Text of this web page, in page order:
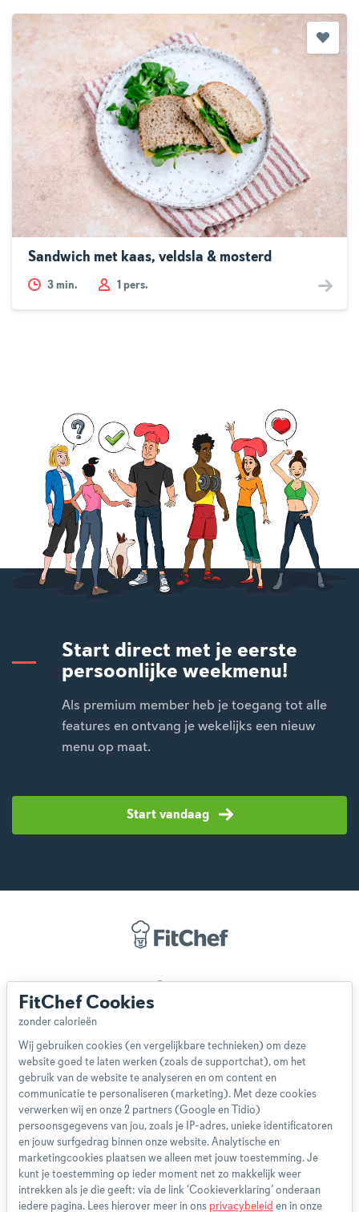
Sandwich met kaas, veldsla & mosterd
3 min. 1 pers.
Start direct met je eerste
persoonlijke weekmenu!
Als premium member heb je toegang tot alle
features en ontvang je wekelijks een nieuw
menu op maat.
Start vandaag
Over ons
Blog
Disclaimer
Gebruikersvoorwaarden
Methodologie
Privacybeleid
Cookieverklaring
Betaalmethoden
Klachtenprocedure
FitChef Cookies
Wij gebruiken cookies (en vergelijkbare technieken) om deze
website goed te laten werken (zoals de supportchat), om het
gebruik van de website te analyseren en om content en
communicatie te personaliseren (marketing). Met deze cookies
verwerken wij en onze 2 partners (Google en Tidio)
persoonsgegevens van jou, zoals je IP-adres, unieke identificatoren
en jouw surfgedrag binnen onze website. Analytische en
marketingcookies plaatsen we alleen met jouw toestemming. Je
kunt je toestemming op ieder moment net zo makkelijk weer
intrekken als je die geeft: via de link ‘Cookieverklaring’ onderaan
iedere pagina. Lees hierover meer in ons privacybeleid en in onze